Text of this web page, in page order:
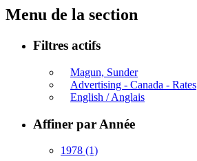
Menu de la section
Filtres actifs
Magun, Sunder
Advertising - Canada - Rates
English / Anglais
Affiner par Année
1978 (1)